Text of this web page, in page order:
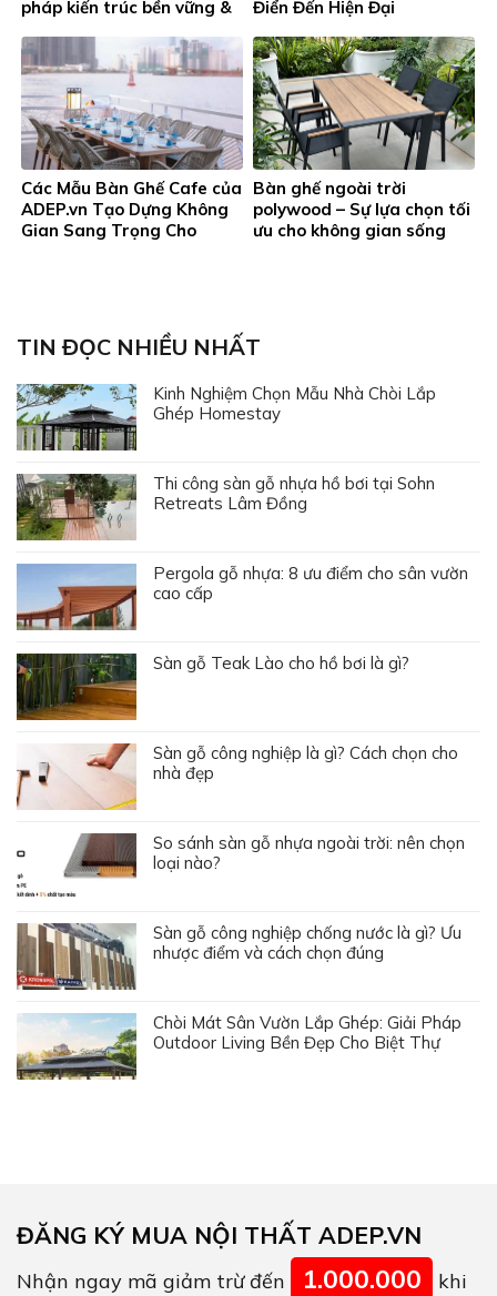
pháp kiến trúc bền vững &
Điển Đến Hiện Đại
Các Mẫu Bàn Ghế Cafe của
ADEP.vn Tạo Dựng Không
Gian Sang Trọng Cho
Bàn ghế ngoài trời
polywood – Sự lựa chọn tối
ưu cho không gian sống
TIN ĐỌC NHIỀU NHẤT
Kinh Nghiệm Chọn Mẫu Nhà Chòi Lắp
Ghép Homestay
Thi công sàn gỗ nhựa hồ bơi tại Sohn
Retreats Lâm Đồng
Pergola gỗ nhựa: 8 ưu điểm cho sân vườn
cao cấp
Sàn gỗ Teak Lào cho hồ bơi là gì?
Sàn gỗ công nghiệp là gì? Cách chọn cho
nhà đẹp
So sánh sàn gỗ nhựa ngoài trời: nên chọn
loại nào?
Sàn gỗ công nghiệp chống nước là gì? Ưu
nhược điểm và cách chọn đúng
Chòi Mát Sân Vườn Lắp Ghép: Giải Pháp
Outdoor Living Bền Đẹp Cho Biệt Thự
ĐĂNG KÝ MUA NỘI THẤT ADEP.VN
Nhận ngay mã giảm trừ đến 1.000.000
khi